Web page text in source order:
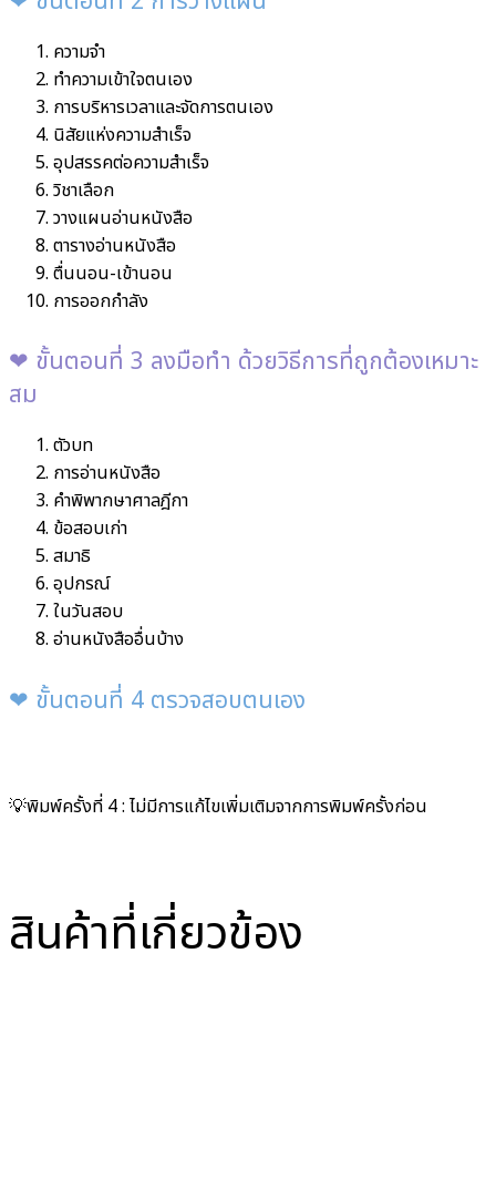
ความจำ
ทำความเข้าใจตนเอง
การบริหารเวลาและจัดการตนเอง
นิสัยแห่งความสำเร็จ
อุปสรรคต่อความสำเร็จ
วิชาเลือก
วางแผนอ่านหนังสือ
ตารางอ่านหนังสือ
ตื่นนอน-เข้านอน
การออกกำลัง
❤︎ ขั้นตอนที่ 3 ลงมือทำ ด้วยวิธีการที่ถูกต้องเหมาะ
สม
ตัวบท
การอ่านหนังสือ
คำพิพากษาศาลฎีกา
ข้อสอบเก่า
สมาธิ
อุปกรณ์
ในวันสอบ
อ่านหนังสืออื่นบ้าง
❤︎ ขั้นตอนที่ 4 ตรวจสอบตนเอง
💡พิมพ์ครั้งที่ 4 : ไม่มีการแก้ไขเพิ่มเติมจากการพิมพ์ครั้งก่อน
สินค้าที่เกี่ยวข้อง